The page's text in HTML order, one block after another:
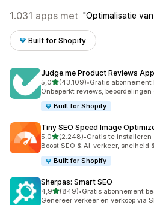
1.031 apps met Optimalisatie
Built for Shopify
Judge.me Product Reviews App
5,0van 5 sterren
(43.109)
43109 recensies in totaal
•Gratis
Onbeperkt reviews,
Built for Shopify
Tiny SEO Speed Image
5,0van 5 sterren
(2.248)
2248 recensies in totaal
•Gratis te installeren
Boost SEO & AI-verkeer, snelheid
Built for Shopify
Sherpas: Smart SEO
4,9van 5 sterren
(849)
849 recensies in totaal
•Gratis abonnement
Genereer verkeer en verkoop via